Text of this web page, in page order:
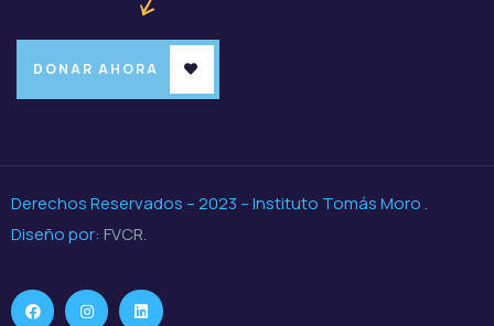
DONAR AHORA
Derechos Reservados – 2023 – Instituto Tomás Moro .
Diseño por: FVCR.